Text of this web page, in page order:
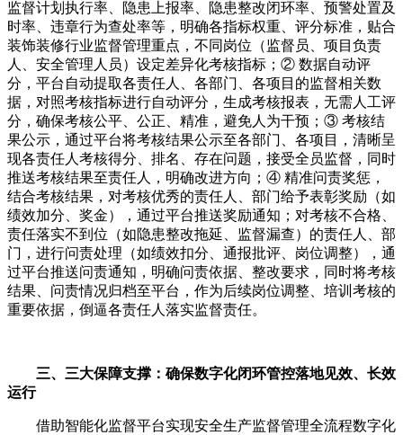
监督计划执行率、隐患上报率、隐患整改闭环率、预警处置及
时率、违章行为查处率等，明确各指标权重、评分标准，贴合
装饰装修行业监督管理重点，不同岗位（监督员、项目负责
人、安全管理人员）设定差异化考核指标；② 数据自动评
分，平台自动提取各责任人、各部门、各项目的监督相关数
据，对照考核指标进行自动评分，生成考核报表，无需人工评
分，确保考核公平、公正、精准，避免人为干预；③ 考核结
果公示，通过平台将考核结果公示至各部门、各项目，清晰呈
现各责任人考核得分、排名、存在问题，接受全员监督，同时
推送考核结果至责任人，明确改进方向；④ 精准问责奖惩，
结合考核结果，对考核优秀的责任人、部门给予表彰奖励（如
绩效加分、奖金），通过平台推送奖励通知；对考核不合格、
责任落实不到位（如隐患整改拖延、监督漏查）的责任人、部
门，进行问责处理（如绩效扣分、通报批评、岗位调整），通
过平台推送问责通知，明确问责依据、整改要求，同时将考核
结果、问责情况归档至平台，作为后续岗位调整、培训考核的
重要依据，倒逼各责任人落实监督责任。
三、三大保障支撑：确保数字化闭环管控落地见效、长效
运行
借助智能化监督平台实现安全生产监督管理全流程数字化